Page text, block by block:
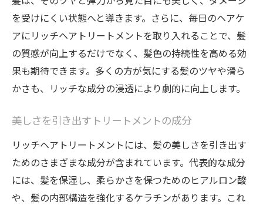
プロが教えるヘアカラー持続のためのケア
方法
トリートメントで叶える長持ちするヘアカ
ラー
ヘアカラー後のダメージを抑えるトリート
メント
美しい髪を目指すためのトリートメントの具体
トリートメントが髪に与える保湿効果
光沢と滑らかさを実現するトリートメント
髪の強度を高めるためのトリートメント成
を受けにくい状態へと導きます。さらに、毎日のヘアケ
アにリッチヘアトリートメントを取り入れることで、髪
の質感が向上するだけでなく、髪色の持続性を高める効
果も期待できます。多くの方が気にする髪のツヤや滑ら
かさも、リッチな成分の浸透により劇的に向上します。
美しさを引き出すトリートメントの成分
リッチヘアトリートメントには、髪の美しさを引き出す
ためのさまざまな成分が含まれています。代表的な成分
には、髪を保湿し、柔らかさを保つためのヒアルロン酸
や、髪の内部構造を強化するケラチンがあります。これ